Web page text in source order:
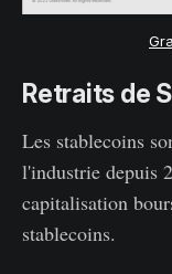
Retraits de
Les stablecoins
l'industrie depuis
capitalisation
stablecoins.